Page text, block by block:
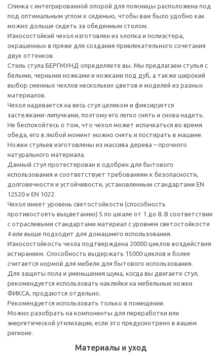
Спинка с интегрированной опорой для поясницы расположена под
под оптимальным углом к сиденью, чтобы вам было удобно как
можно дольше сидеть за обеденным столом.
Износостойкий чехол изготовлен из хлопка и полиэстера,
окрашенных в пряже для создания привлекательного сочетания
двух оттенков.
Стиль стула БЕРГМУНД определяете вы. Мы предлагаем стулья с
белыми, черными ножками и ножками под дуб, а также широкий
выбор сменных чехлов нескольких цветов и моделей из разных
материалов.
Чехол надевается на весь стул целиком и фиксируется
застежками-липучками, поэтому его легко снять и снова надеть.
Не беспокойтесь о том, что чехол может испачкаться во время
обеда, его в любой момент можно снять и постирать в машине.
Ножки стульев изготовлены из массива дерева – прочного
натурального материала.
Данный стул протестирован и одобрен для бытового
использования и соответствует требованиям к безопасности,
долговечности и устойчивости, установленным стандартами EN
12520 и EN 1022.
Чехол имеет уровень светостойкости (способность
противостоять выцветанию) 5 по шкале от 1 до 8. В соответствии
с отраслевыми стандартами материал с уровнем светостойкости
4 или выше подходит для домашнего использования.
Износостойкость чехла подтверждена 20000 циклов воздействия
истиранием. Способность выдержать 15000 циклов и более
считается нормой для мебели для бытового использования.
Для защиты пола и уменьшения шума, когда вы двигаете стул,
рекомендуется использовать наклейки на мебельные ножки
ФИКСА, продаются отдельно.
Рекомендуется использовать только в помещении.
Можно разобрать на компоненты для переработки или
энергетической утилизации, если это предусмотрено в вашем
регионе.
Материалы и уход